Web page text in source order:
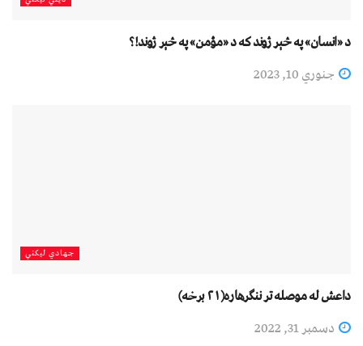
د «انسان» په څېر ژوند که د «مؤمن» په څېر ژوند!؟
جنوري 10, 2023
جهادي لیکني
داعش له موصله تر ننګرهاره(۲۱ برخه)
دسمبر 31, 2022